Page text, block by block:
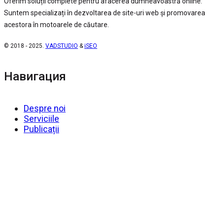
Suntem specializați în dezvoltarea de site-uri web și promovarea
acestora în motoarele de căutare.
© 2018 - 2025. VADSTUDIO & iSEO
Навигация
Despre noi
Serviciile
Publicații